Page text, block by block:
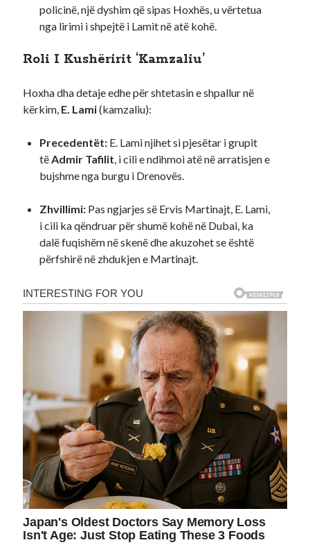
policinë, një dyshim që sipas Hoxhës, u vërtetua
nga lirimi i shpejtë i Lamit në atë kohë.
Roli I Kushëririt ‘Kamzaliu’
Hoxha dha detaje edhe për shtetasin e shpallur në
kërkim, E. Lami(kamzaliu):
Precedentët: E. Lami njihet si pjesëtar i grupit
tëAdmir Tafilit, i cili e ndihmoi atë në arratisjen e
bujshme nga burgu i Drenovës.
Zhvillimi: Pas ngjarjes së Ervis Martinajt, E. Lami,
i cili ka qëndruar për shumë kohë në Dubai, ka
dalë fuqishëm në skenë dhe akuzohet se është
përfshirë në zhdukjen e Martinajt.